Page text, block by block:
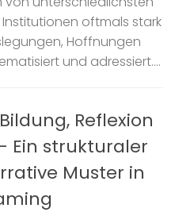
oftmals stark
Hoffnungen
und adressiert....
Reflexion
Ein strukturaler
Muster in